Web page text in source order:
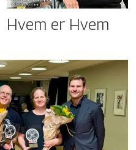
Hvem er Hvem